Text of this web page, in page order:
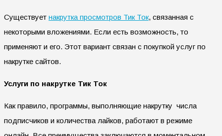
Существует накрутка просмотров Тик Ток, связанная с
некоторыми вложениями. Если есть возможность, то
применяют и его. Этот вариант связан с покупкой услуг по
накрутке сайтов.
Услуги по накрутке Тик Ток
Как правило, программы, выполняющие накрутку числа
подписчиков и количества лайков, работают в режиме